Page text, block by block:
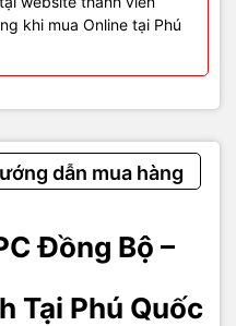
khi mua Online tại Phú
dẫn mua hàng
Đồng Bộ –
Tại Phú Quốc
Khu phố 4, P. Dương Đông,
phố 5, P. Dương Đông, TP.
02973 996 651
676 502
– Chủ Nhật (trừ ngày lễ)